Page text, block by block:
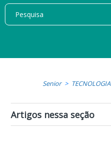
Senior TECNOLOGIA
Artigos nessa seção